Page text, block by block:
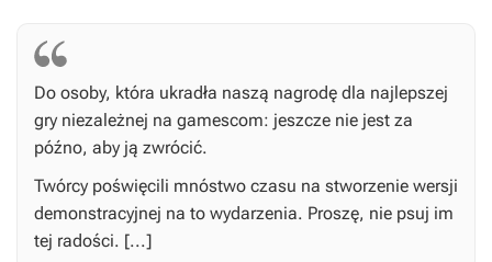
Do osoby, która ukradła naszą nagrodę dla najlepszej
gry niezależnej na gamescom: jeszcze nie jest za
późno, aby ją zwrócić.
Twórcy poświęcili mnóstwo czasu na stworzenie wersji
demonstracyjnej na to wydarzenia. Proszę, nie psuj im
tej radości. [...]